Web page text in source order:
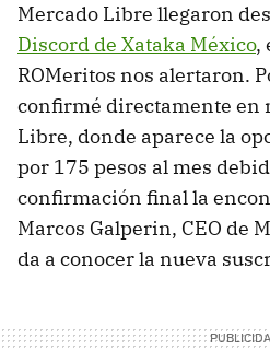
Mercado Libre llegaron
Discord de Xataka México,
ROMeritos nos alertaron.
confirmé directamente en
Libre, donde aparece la
por 175 pesos al mes
confirmación final la
Marcos Galperin, CEO de
da a conocer la nueva